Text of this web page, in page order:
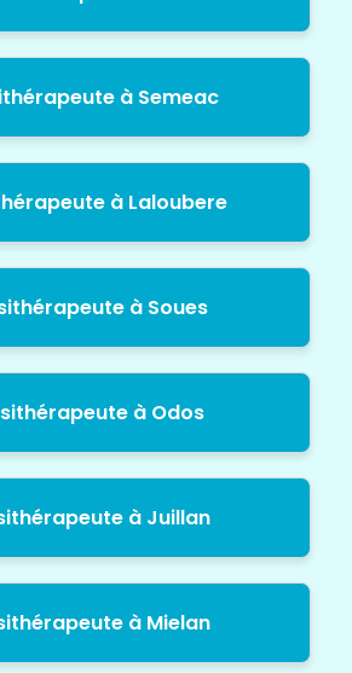
à Semeac
à Laloubere
à Soues
à Odos
à Juillan
à Mielan